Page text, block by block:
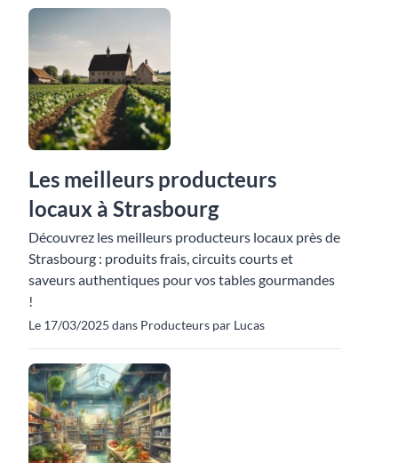
Les meilleurs producteurs
locaux à Strasbourg
Découvrez les meilleurs producteurs locaux près de
Strasbourg : produits frais, circuits courts et
saveurs authentiques pour vos tables gourmandes
!
Le 17/03/2025 dans Producteurs par Lucas